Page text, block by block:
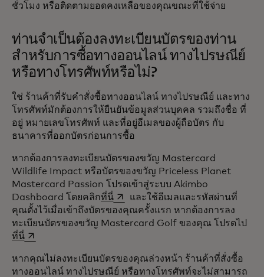
ชั่วโมง หรือติดตามยอดคงเหลือของคุณขณะที่ใช้จ่าย
ท่านจำเป็นต้องลงทะเบียนบัตรของท่าน
สำหรับการซื้อทางออนไลน์ ทางไปรษณีย์
หรือทางโทรศัพท์หรือไม่?
ใช่ ร้านค้าที่รับคำสั่งซื้อทางออนไลน์ ทางไปรษณีย์ และทาง
โทรศัพท์มักต้องการให้ยืนยันข้อมูลส่วนบุคคล รวมถึงชื่อ ที่
อยู่ หมายเลขโทรศัพท์ และที่อยู่อีเมลของผู้ถือบัตร กับ
ธนาคารที่ออกบัตรก่อนการซื้อ
หากต้องการลงทะเบียนบัตรของขวัญ Mastercard
Wildlife Impact หรือบัตรของขวัญ Priceless Planet
Mastercard Passion โปรดเข้าสู่ระบบ Akimbo
Dashboard โดยคลิกที่นี่opens in a new tab
และใช้อีเมลและรหัสผ่านที่
คุณตั้งไว้เมื่อเข้าถึงบัตรของคุณครั้งแรก หากต้องการลง
ทะเบียนบัตรของขวัญ Mastercard Golf ของคุณ โปรดไป
ที่นี่opens in a new tab
หากคุณไม่ลงทะเบียนบัตรของคุณล่วงหน้า ร้านค้าที่สั่งซื้อ
ทางออนไลน์ ทางไปรษณีย์ หรือทางโทรศัพท์จะไม่สามารถ